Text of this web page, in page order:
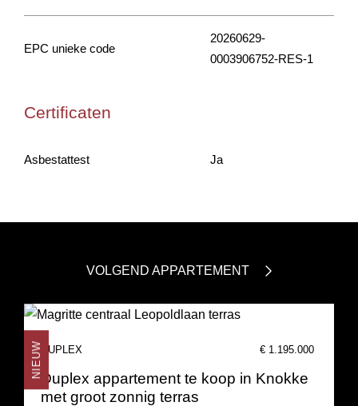
EPC unieke code
20260629-
0003906752-RES-1
Certificaten
Asbestattest Ja
VOLGEND APPARTEMENT
NIEUW DUPLEX € 1.195.000
Duplex appartement te koop in Knokke
met groot zonnig terras